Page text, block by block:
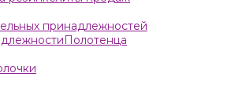
принадлежностей
Полотенца